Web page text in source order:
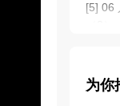
[5] 06
（3）
为你